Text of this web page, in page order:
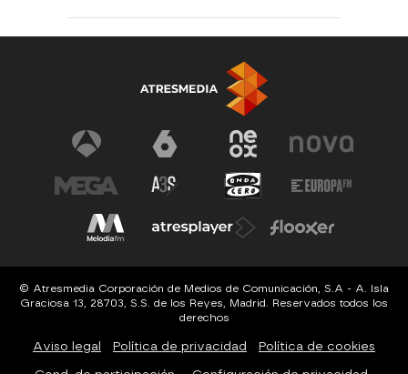
© Atresmedia Corporación de Medios de Comunicación, S.A - A. Isla
Graciosa 13, 28703, S.S. de los Reyes, Madrid. Reservados todos los
derechos
Aviso legal Política de privacidad Política de cookies